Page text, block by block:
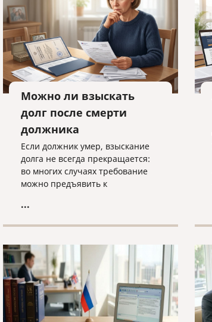
английском языке.
Можно ли взыскать
долг после смерти
должника
Если должник умер, взыскание
долга не всегда прекращается:
во многих случаях требование
можно предъявить к
наследникам. Разбираем, как
наследство, еще не приняли его
или когда судебное решение о
взыскании уже получено.
...